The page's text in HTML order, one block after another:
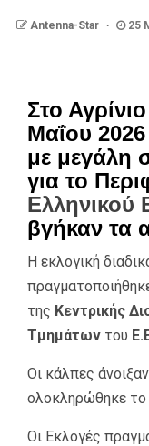
Antenna-Star 25
Στο
Μαΐου
με μεγάλη
για το
Ελληνικού
βγήκαν τα
Η εκλογική
της Κεντρικής
Τμημάτων του
Οι κάλπες
ολοκληρώθηκε το
Οι Εκλογές